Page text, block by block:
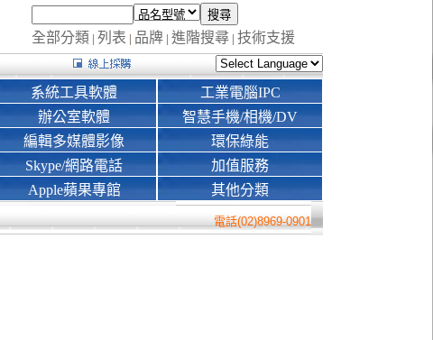
全部分類 | 列表 | 品牌 | 進階搜尋 | 技術支援
系統工具軟體
辦公室軟體
編輯多媒體影像
Skype/網路電話
Apple蘋果專館
工業電腦IPC
智慧手機/相機/DV
環保綠能
加值服務
其他分類
電話(02)8969-0901